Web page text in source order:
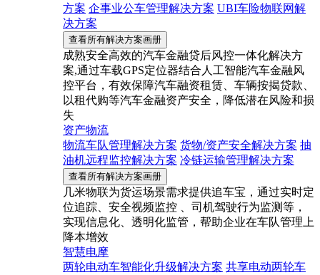
方案 企事业公车管理解决方案 UBI车险物联网解
决方案
查看所有解决方案画册
成熟安全高效的汽车金融贷后风控一体化解决方
案,通过车载GPS定位器结合人工智能汽车金融风
控平台，有效保障汽车融资租赁、车辆按揭贷款、
以租代购等汽车金融资产安全，降低潜在风险和损
失
资产物流
物流车队管理解决方案 货物/资产安全解决方案 抽
油机远程监控解决方案 冷链运输管理解决方案
查看所有解决方案画册
几米物联为货运场景需求提供追车宝，通过实时定
位追踪、安全视频监控 、司机驾驶行为监测等，
实现信息化、透明化监管，帮助企业在车队管理上
降本增效
智慧电摩
两轮电动车智能化升级解决方案 共享电动两轮车